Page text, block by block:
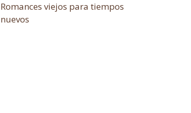
Romances viejos para tiempos
nuevos